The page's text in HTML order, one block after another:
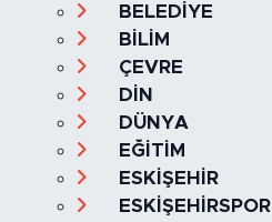
BELEDİYE
BİLİM
ÇEVRE
DİN
DÜNYA
EĞİTİM
ESKİŞEHİR
ESKİŞEHİRSPOR